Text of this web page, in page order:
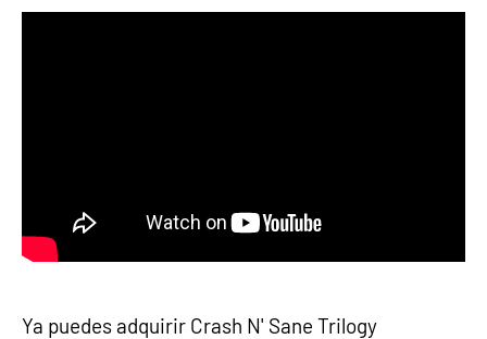
Ya puedes adquirir Crash N' Sane Trilogy